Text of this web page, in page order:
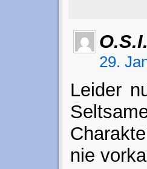
O.S.I.
29.
Leider
nie